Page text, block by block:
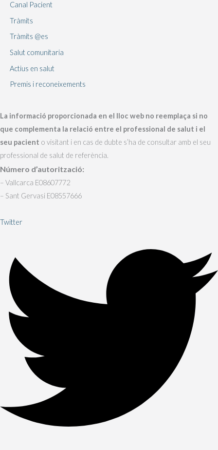
Canal Pacient
Tràmits
Tràmits @es
Salut comunitaria
Actius en salut
Premis i reconeixements
La informació proporcionada en el lloc web no reemplaça si no
que complementa la relació entre el professional de salut i el
seu pacient o visitant i en cas de dubte s’ha de consultar amb el seu
professional de salut de referència.
Número d’autorització:
– Vallcarca E08607772
– Sant Gervasi E08557666
Twitter